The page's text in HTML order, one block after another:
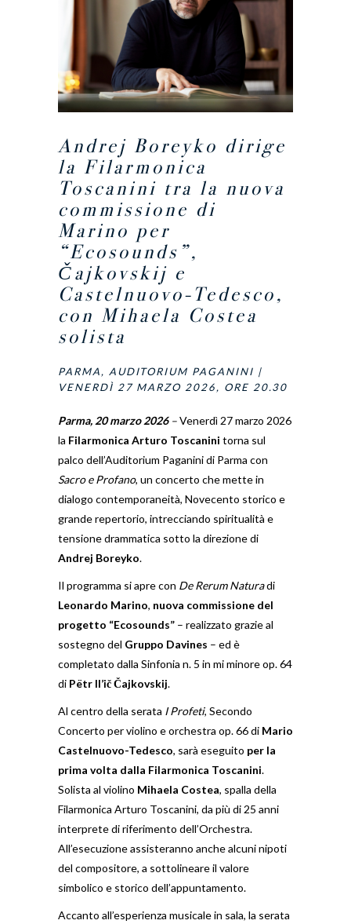
Andrej Boreyko dirige
la Filarmonica
Toscanini tra la nuova
commissione di
Marino per
“Ecosounds”,
Čajkovskij e
Castelnuovo‑Tedesco,
con Mihaela Costea
solista
PARMA, AUDITORIUM PAGANINI |
VENERDÌ 27 MARZO 2026, ORE 20.30
Parma, 20 marzo 2026–Venerdì 27 marzo 2026
la Filarmonica Arturo Toscanini torna sul
palco dell’Auditorium Paganini di Parma con
Sacro e Profano, un concerto che mette in
dialogo contemporaneità, Novecento storico e
grande repertorio, intrecciando spiritualità e
tensione drammatica sotto la direzione di
Andrej Boreyko.
Il programma si apre con De Rerum Naturadi
Leonardo Marino, nuova commissione del
progetto “Ecosounds” – realizzato grazie al
sostegno del Gruppo Davines – ed è
completato dalla Sinfonia n. 5 in mi minore op. 64
di Pëtr Il’ič Čajkovskij.
Al centro della serata I Profeti, Secondo
Concerto per violino e orchestra op. 66 di Mario
Castelnuovo-Tedesco, sarà eseguito per la
prima volta dalla Filarmonica Toscanini.
Solista al violino Mihaela Costea, spalla della
Filarmonica Arturo Toscanini, da più di 25 anni
interprete di riferimento dell’Orchestra.
All’esecuzione assisteranno anche alcuni nipoti
del compositore, a sottolineare il valore
simbolico e storico dell’appuntamento.
Accanto all’esperienza musicale in sala, la serata